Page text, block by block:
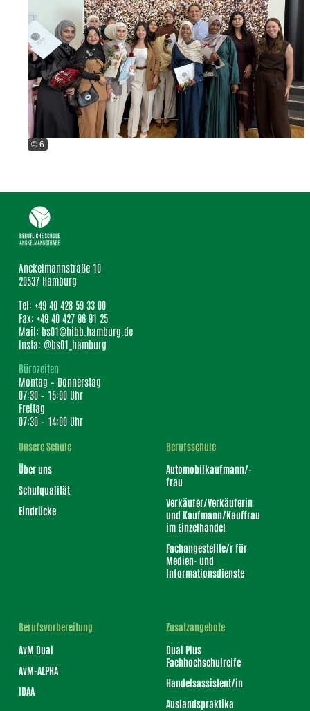
© 6
Anckelmannstraße 10
20537 Hamburg
Tel: +49 40 428 59 33 00
Fax: +49 40 427 96 91 25
Mail: bs01@hibb.hamburg.de
Insta: @bs01_hamburg
Bürozeiten
Montag – Donnerstag
07:30 – 15:00 Uhr
Freitag
07:30 – 14:00 Uhr
Unsere Schule
Über uns
Schulqualität
Eindrücke
Berufsschule
Automobilkaufmann/-
frau
Verkäufer/Verkäuferin
und Kaufmann/Kauffrau
im Einzelhandel
Fachangestellte/r für
Medien- und
Informationsdienste
Berufsvorbereitung
AvM Dual
AvM-ALPHA
IDAA
Zusatzangebote
Dual Plus
Fachhochschulreife
Handelsassistent/in
Auslandspraktika